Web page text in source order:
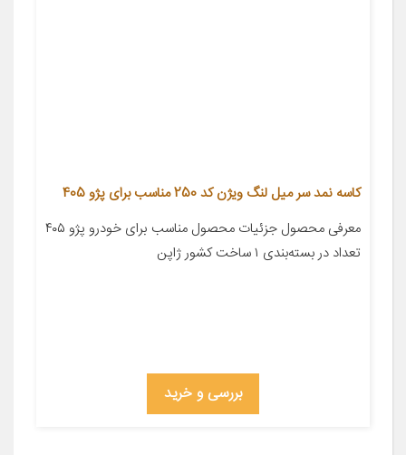
کاسه نمد سر میل لنگ ویژن کد 250 مناسب برای پژو 405
معرفی محصول جزئیات محصول مناسب برای خودرو پژو ۴۰۵
تعداد در بسته‌بندی ۱ ساخت کشور ژاپن
بررسی و خرید